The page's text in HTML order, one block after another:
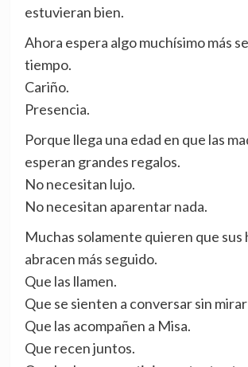
estuvieran bien.
Ahora espera algo muchísimo más
tiempo.
Cariño.
Presencia.
Porque llega una edad en que las
esperan grandes regalos.
No necesitan lujo.
No necesitan aparentar nada.
Muchas solamente quieren que sus
abracen más seguido.
Que las llamen.
Que se sienten a conversar sin
Que las acompañen a Misa.
Que recen juntos.